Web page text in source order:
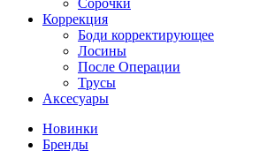
Сорочки
Коррекция
Боди корректирующее
Лосины
После Операции
Трусы
Аксесуары
Новинки
Бренды